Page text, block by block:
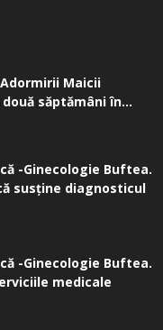
Maicii
săptămâni în...
-Ginecologie Buftea.
susţine diagnosticul
-Ginecologie Buftea.
medicale